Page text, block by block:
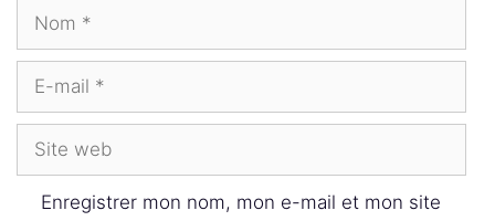
Nom
mail
Site
web
Enregistrer mon nom, mon e-mail et mon site